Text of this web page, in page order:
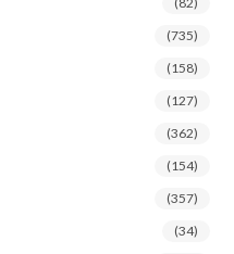
(735)
(158)
(127)
(362)
(154)
(357)
(34)